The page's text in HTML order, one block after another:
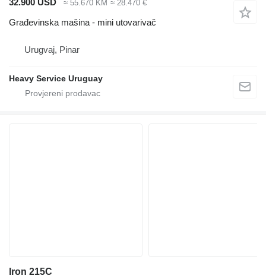
≈ 55.670 KM ≈ 28.470 €
Građevinska mašina - mini utovarivač
Urugvaj, Pinar
Heavy Service Uruguay
Iron 215C